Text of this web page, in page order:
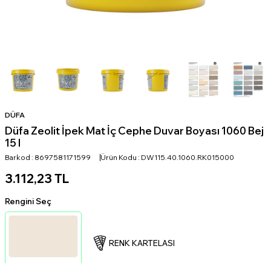
DÜFA
Düfa Zeolit İpek Mat İç Cephe Duvar Boyası 1060 Bej
15 l
Barkod : 8697581171599 Ürün Kodu : DW115.40.1060.RK015000
3.112,23 TL
Rengini Seç
RENK KARTELASI